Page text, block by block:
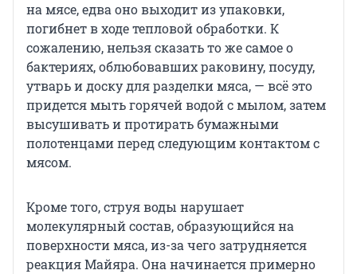
на мясе, едва оно выходит из упаковки,
погибнет в ходе тепловой обработки. К
сожалению, нельзя сказать то же самое о
бактериях, облюбовавших раковину, посуду,
утварь и доску для разделки мяса, — всё это
придется мыть горячей водой с мылом, затем
высушивать и протирать бумажными
полотенцами перед следующим контактом с
мясом.
Кроме того, струя воды нарушает
молекулярный состав, образующийся на
поверхности мяса, из-за чего затрудняется
реакция Майяра. Она начинается примерно